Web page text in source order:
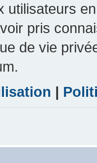
utilisateurs
pris
de vie
|